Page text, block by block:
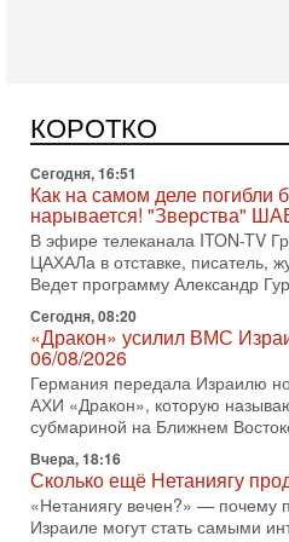
КОРОТКО
ЦАХАЛа в отставке, писатель,
Ведет программу Александр
Сегодня, 08:20
«Дракон» усилил ВМС
06/08/2026
Германия передала Израилю
АХИ «Дракон», которую
субмариной на Ближнем
Вчера, 18:16
Сколько ещё Нетаниягу
«Нетаниягу вечен?» — почему
Израиле могут стать самыми
Нетаниягу снова уверенно
Вчера, 08:51
Трамп пригрозил Ирану
05/08/2026
Президент США Дональд Трамп